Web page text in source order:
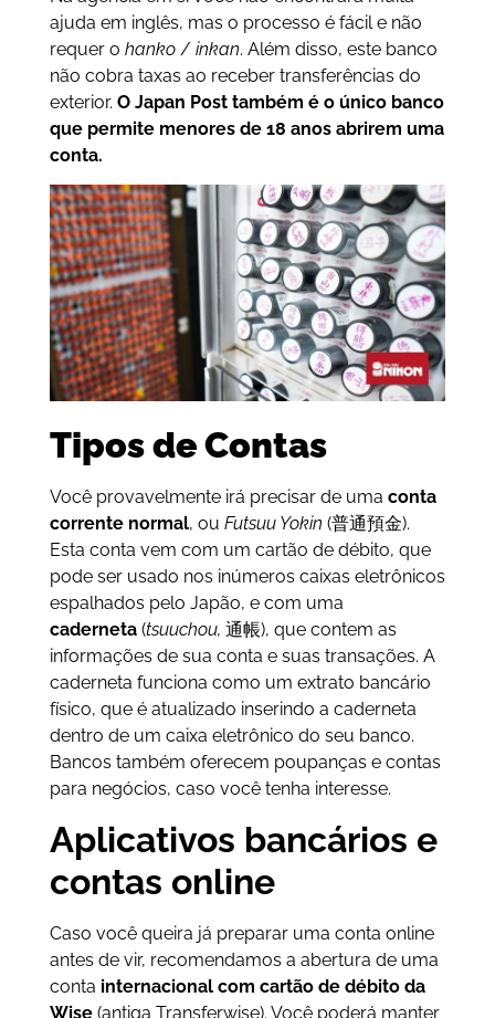
ajuda em inglês, mas o processo é fácil e não
requer o hanko/ inkan. Além disso, este banco
não cobra taxas ao receber transferências do
exterior. O Japan Post também é o único banco
que permite menores de 18 anos abrirem uma
conta.
Tipos de Contas
Você provavelmente irá precisar de uma conta
corrente normal, ou Futsuu Yokin (普通預金).
Esta conta vem com um cartão de débito, que
pode ser usado nos inúmeros caixas eletrônicos
espalhados pelo Japão, e com uma
caderneta(tsuuchou, 通帳), que contem as
informações de sua conta e suas transações. A
caderneta funciona como um extrato bancário
físico, que é atualizado inserindo a caderneta
dentro de um caixa eletrônico do seu banco.
Bancos também oferecem poupanças e contas
para negócios, caso você tenha interesse.
Aplicativos bancários e
contas online
Caso você queira já preparar uma conta online
antes de vir, recomendamos a abertura de uma
conta internacional com cartão de débito da
Wise(antiga Transferwise). Você poderá manter